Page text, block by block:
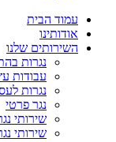
עמוד הבית
אודותינו
השירותים שלנו
נגרות
עבודות
נגרות
נגר פרטי
שירותי
שירותי